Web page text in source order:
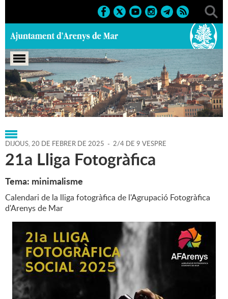
Portada > Regidories > Cultura > Agenda > 20-02-2025
DIJOUS,20 DE FEBRER DE 2025 - 2/4 DE 9 VESPRE
21a Lliga Fotogràfica
Tema: minimalisme
Calendari de la lliga fotogràfica de l'Agrupació Fotogràfica
d'Arenys de Mar